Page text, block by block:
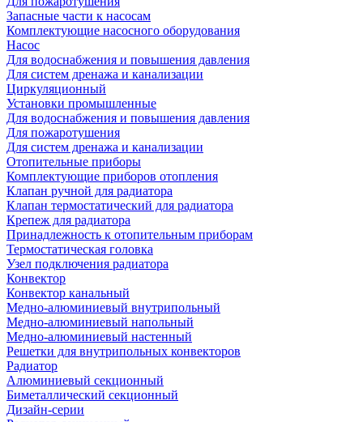
Запасные части к насосам
Комплектующие насосного оборудования
Насос
Для водоснабжения и повышения давления
Для систем дренажа и канализации
Циркуляционный
Установки промышленные
Для водоснабжения и повышения давления
Для пожаротушения
Для систем дренажа и канализации
Отопительные приборы
Комплектующие приборов отопления
Клапан ручной для радиатора
Клапан термостатический для радиатора
Крепеж для радиатора
Принадлежность к отопительным приборам
Термостатическая головка
Узел подключения радиатора
Конвектор
Конвектор канальный
Медно-алюминиевый внутрипольный
Медно-алюминиевый напольный
Медно-алюминиевый настенный
Решетки для внутрипольных конвекторов
Радиатор
Алюминиевый секционный
Биметаллический секционный
Дизайн-серии